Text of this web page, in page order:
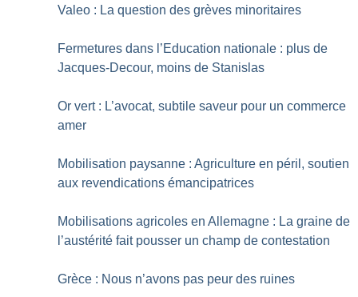
Valeo : La question des grèves minoritaires
Fermetures dans l’Education nationale : plus de
Jacques-Decour, moins de Stanislas
Or vert : L’avocat, subtile saveur pour un commerce
amer
Mobilisation paysanne : Agriculture en péril, soutien
aux revendications émancipatrices
Mobilisations agricoles en Allemagne : La graine de
l’austérité fait pousser un champ de contestation
Grèce : Nous n’avons pas peur des ruines